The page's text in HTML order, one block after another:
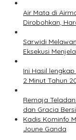
Air Mata di
Dirobohkan,
Sarwidi
Eksekusi
Ini Hasil
2 Minut Tahun
Remaja
dan Gracia
Kadis Kominfo
Joune Ganda